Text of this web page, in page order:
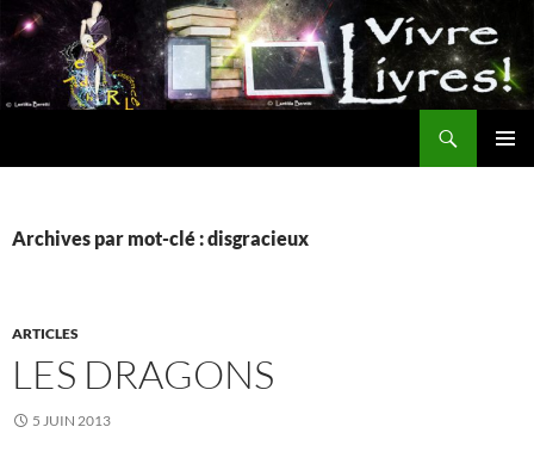
Aller
au
contenu
Archives par mot-clé : disgracieux
ARTICLES
LES DRAGONS
5 JUIN 2013